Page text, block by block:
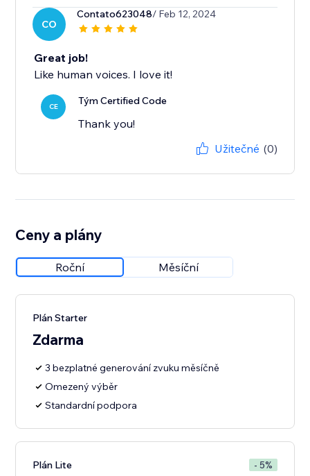
CO
Contato623048/ Feb 12, 2024
Great job!
Like human voices. I love it!
CE Tým Certified Code
Thank you!
Užitečné (0)
Ceny a plány
Roční Měsíční
Plán Starter
Zdarma
3 bezplatné generování zvuku měsíčně
Omezený výběr
Standardní podpora
Plán Lite - 5%